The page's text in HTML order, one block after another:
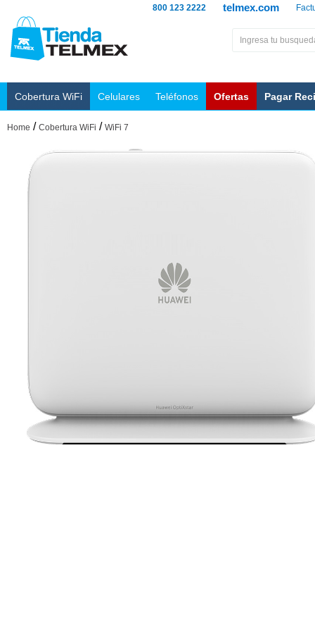
telmex.com
800 123 2222
Cobertura WiFi Celulares Teléfonos Ofertas Pagar
Home / Cobertura WiFi / WiFi 7